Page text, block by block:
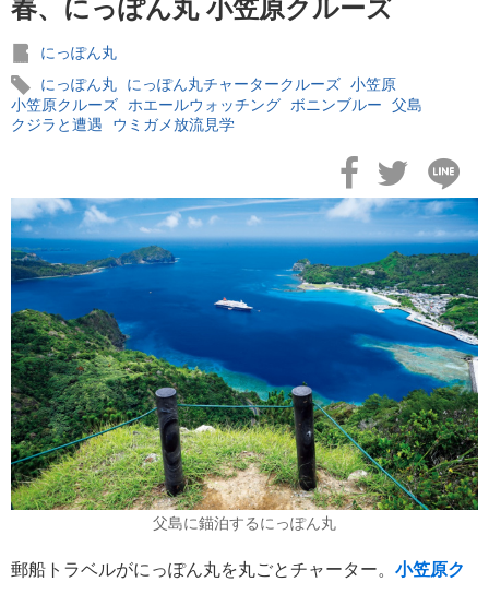
春、にっぽん丸 小笠原クルーズ
にっぽん丸
にっぽん丸
にっぽん丸チャータークルーズ 小笠原
小笠原クルーズ ホエールウォッチング ボニンブルー
父島
クジラと遭遇
ウミガメ放流見学
父島に錨泊するにっぽん丸
郵船トラベルがにっぽん丸を丸ごとチャーター。 小笠原ク
おすすめ情報
飛鳥Ⅲ
キュナード
40
日本のいいとこ 33
ロイヤル・カリビアン・クルーズ 30
海外クルーズプランナーのつぶやき 25
横浜通信 23
港の風景 19